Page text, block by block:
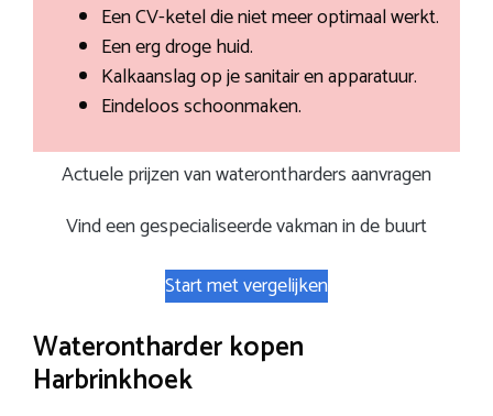
Een CV-ketel die niet meer optimaal werkt.
Een erg droge huid.
Kalkaanslag op je sanitair en apparatuur.
Eindeloos schoonmaken.
Actuele prijzen van waterontharders aanvragen
Vind een gespecialiseerde vakman in de buurt
Start met vergelijken
Waterontharder kopen
Harbrinkhoek